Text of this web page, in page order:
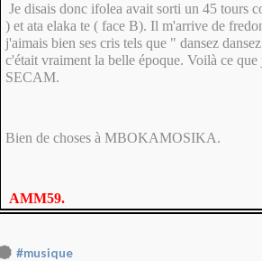
Je disais donc ifolea avait sorti un 45 tours
) et ata elaka te ( face B). Il m'arrive de
j'aimais bien ses cris tels que " dansez
c'était vraiment la belle époque. Voilà ce
SECAM.
Bien de choses à MBOKAMOSIKA.
AMM59.
#musique